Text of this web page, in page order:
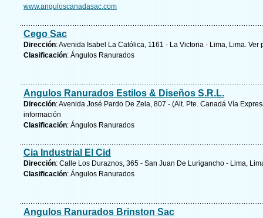
www.anguloscanadasac.com
Cego Sac
Dirección: Avenida Isabel La Católica, 1161 - La Victoria - Lima, Lima. Ver
Clasificación: Ángulos Ranurados
Angulos Ranurados Estilos & Diseños S.R.L.
Dirección: Avenida José Pardo De Zela, 807 - (Alt. Pte. Canadá Vía
información
Clasificación: Ángulos Ranurados
Cia Industrial El Cid
Dirección: Calle Los Duraznos, 365 - San Juan De Lurigancho - Lima,
Clasificación: Ángulos Ranurados
Angulos Ranurados Brinston Sac